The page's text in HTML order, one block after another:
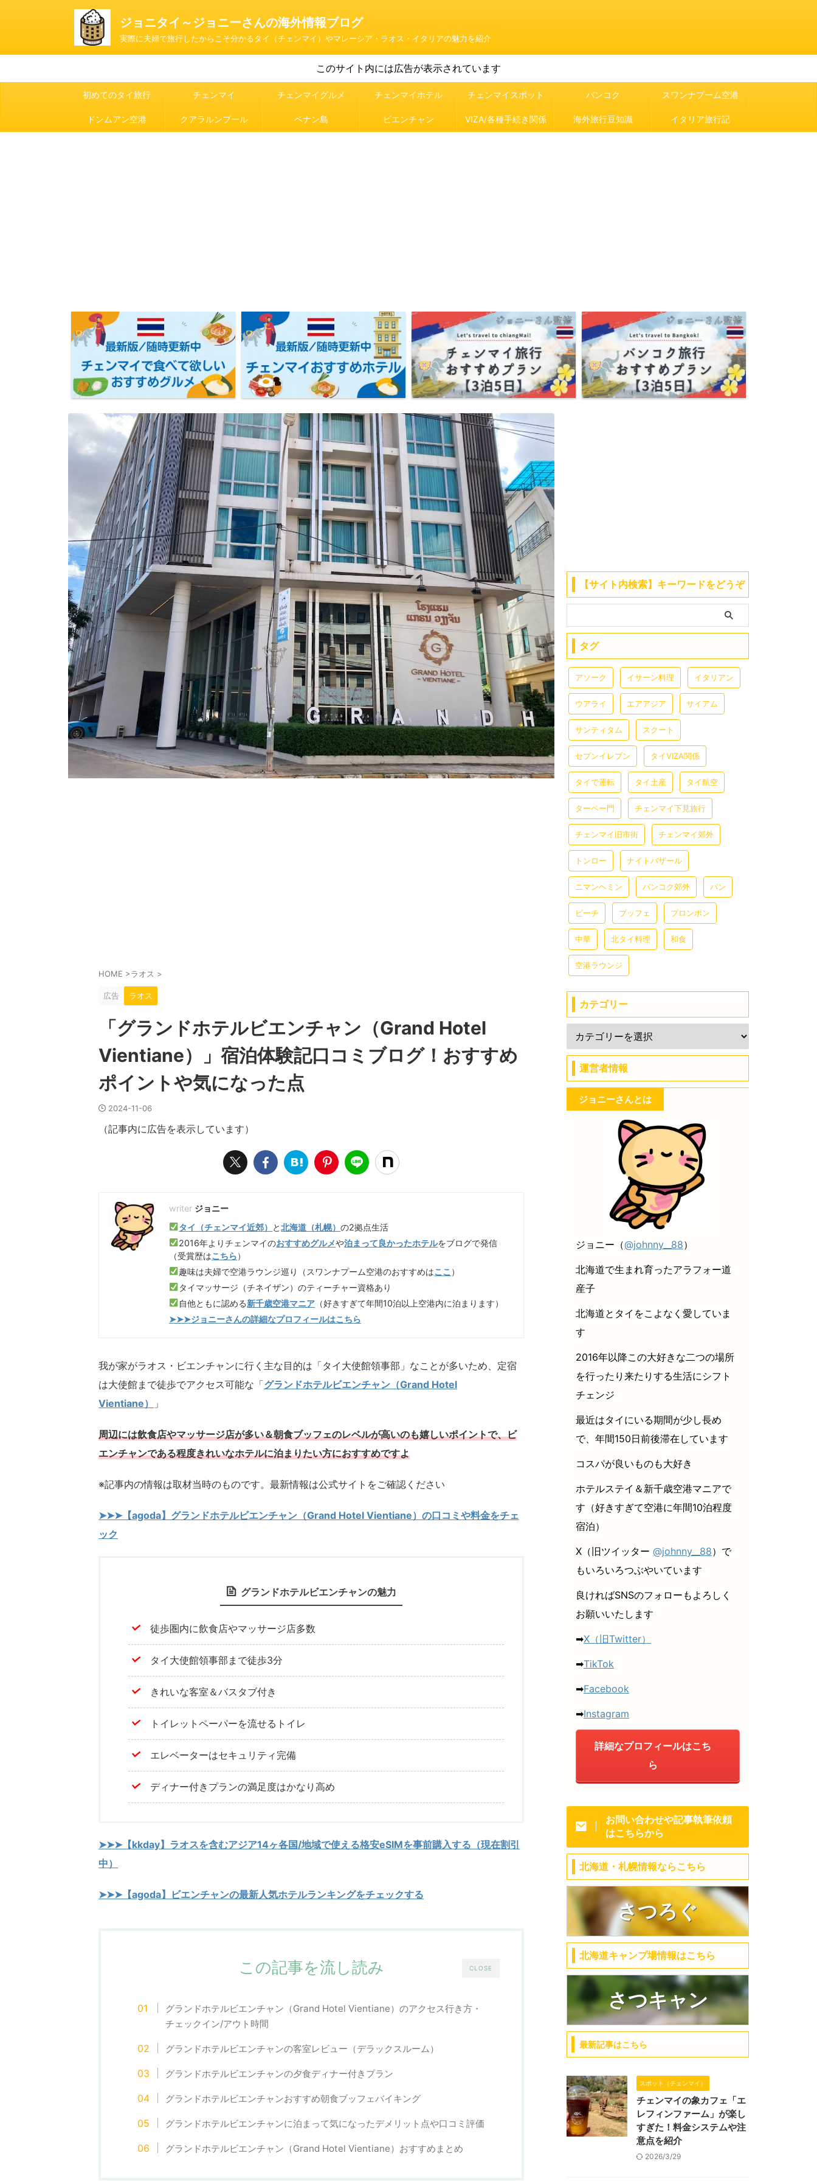
ジョニタイ～ジョニーさんの海外情報ブログ
実際に夫婦で旅行したからこそ分かるタイ（チェンマイ）やマレーシア・ラオス・イタリアの魅力を紹介
このサイト内には広告が表示されています
初めてのタイ旅行 チェンマイ チェンマイグルメ チェンマイホテル チェンマイスポット バンコク スワンナプーム空港
ドンムアン空港 クアラルンプール ペナン島 ビエンチャン VIZA/各種手続き関係 海外旅行豆知識 イタリア旅行記
HOME >ラオス >
広告 ラオス
「グランドホテルビエンチャン（Grand Hotel
Vientiane）」宿泊体験記口コミブログ！おすすめ
ポイントや気になった点
2024-11-06
（記事内に広告を表示しています）
ジョニー
タイ（チェンマイ近郊） と北海道（札幌）の2拠点生活
2016年よりチェンマイのおすすめグルメや泊まって良かったホテルをブログで発信
（受賞歴はこちら）
趣味は夫婦で空港ラウンジ巡り（スワンナプーム空港のおすすめはここ ）
タイマッサージ（チネイザン）のティーチャー資格あり
自他ともに認める新千歳空港マニア （好きすぎて年間10泊以上空港内に泊まります）
➤➤➤ジョニーさんの詳細なプロフィールはこちら
我が家がラオス・ビエンチャンに行く主な目的は「タイ大使館領事部」なことが多いため、定宿
は大使館まで徒歩でアクセス可能な「グランドホテルビエンチャン（Grand Hotel
Vientiane）
」
周辺には飲食店やマッサージ店が多い＆朝食ブッフェのレベルが高いのも嬉しいポイントで、ビ
エンチャンである程度きれいなホテルに泊まりたい方におすすめですよ
※記事内の情報は取材当時のものです。最新情報は公式サイトをご確認ください
➤➤➤【agoda】グランドホテルビエンチャン（Grand Hotel Vientiane）の口コミや料金をチェ
ック
グランドホテルビエンチャンの魅力
徒歩圏内に飲食店やマッサージ店多数
タイ大使館領事部まで徒歩3分
きれいな客室＆バスタブ付き
トイレットペーパーを流せるトイレ
エレベーターはセキュリティ完備
ディナー付きプランの満足度はかなり高め
➤➤➤【kkday】ラオスを含むアジア14ヶ各国/地域で使える格安eSIMを事前購入する（現在割引
中）
➤➤➤【agoda】ビエンチャンの最新人気ホテルランキングをチェックする
CLOSE
この記事を流し読み
グランドホテルビエンチャン（Grand Hotel Vientiane）のアクセス行き方・
チェックイン/アウト時間
グランドホテルビエンチャンの客室レビュー（デラックスルーム）
グランドホテルビエンチャンの夕食ディナー付きプラン
グランドホテルビエンチャンおすすめ朝食ブッフェバイキング
グランドホテルビエンチャンに泊まって気になったデメリット点や口コミ評価
グランドホテルビエンチャン（Grand Hotel Vientiane）おすすめまとめ
【サイト内検索】キーワードをどうぞ
タグ
アソーク イサーン料理 イタリアン
ウアライ エアアジア サイアム
サンティタム スクート
セブンイレブン タイVIZA関係
タイで運転 タイ土産 タイ航空
ターペー門 チェンマイ下見旅行
チェンマイ旧市街 チェンマイ郊外
トンロー ナイトバザール
ニマンヘミン バンコク郊外 パン
ビーチ ブッフェ プロンポン
中華 北タイ料理 和食
空港ラウンジ
カテゴリー
運営者情報
ジョニーさんとは
ジョニー（@johnny__88）
北海道で生まれ育ったアラフォー道
産子
北海道とタイをこよなく愛していま
す
2016年以降この大好きな二つの場所
を行ったり来たりする生活にシフト
チェンジ
最近はタイにいる期間が少し長め
で、年間150日前後滞在しています
コスパが良いものも大好き
ホテルステイ＆新千歳空港マニアで
す（好きすぎて空港に年間10泊程度
宿泊）
X（旧ツイッター @johnny__88）で
もいろいろつぶやいています
良ければSNSのフォローもよろしく
お願いいたします
➡X（旧Twitter）
➡TikTok
➡Facebook
➡Instagram
詳細なプロフィールはこち
ら
お問い合わせや記事執筆依頼
はこちらから
北海道・札幌情報ならこちら
さつろぐ
北海道キャンプ場情報はこちら
さつキャン
最新記事はこちら
スポット（チェンマイ）
チェンマイの象カフェ「エ
レフィンファーム」が楽し
すぎた！料金システムや注
意点を紹介
2026/3/29